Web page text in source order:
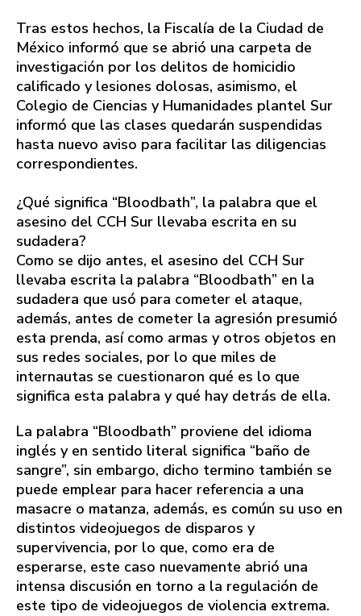
Tras estos hechos, la Fiscalía de la Ciudad de
México informó que se abrió una carpeta de
investigación por los delitos de homicidio
calificado y lesiones dolosas, asimismo, el
Colegio de Ciencias y Humanidades plantel Sur
informó que las clases quedarán suspendidas
hasta nuevo aviso para facilitar las diligencias
correspondientes.
¿Qué significa “Bloodbath”, la palabra que el
asesino del CCH Sur llevaba escrita en su
sudadera?
Como se dijo antes, el asesino del CCH Sur
llevaba escrita la palabra “Bloodbath” en la
sudadera que usó para cometer el ataque,
además, antes de cometer la agresión presumió
esta prenda, así como armas y otros objetos en
sus redes sociales, por lo que miles de
internautas se cuestionaron qué es lo que
significa esta palabra y qué hay detrás de ella.
La palabra “Bloodbath” proviene del idioma
inglés y en sentido literal significa “baño de
sangre”, sin embargo, dicho termino también se
puede emplear para hacer referencia a una
masacre o matanza, además, es común su uso en
distintos videojuegos de disparos y
supervivencia, por lo que, como era de
esperarse, este caso nuevamente abrió una
intensa discusión en torno a la regulación de
este tipo de videojuegos de violencia extrema.